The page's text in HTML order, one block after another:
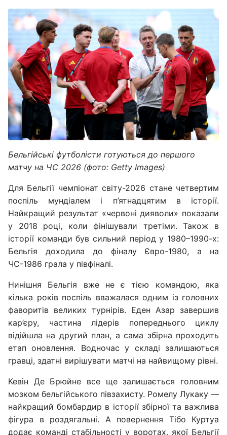
Бельгійські футболісти готуються до першого
матчу на ЧС 2026 (фото: Getty Images)
Для Бельгії чемпіонат світу-2026 стане четвертим
поспіль мундіалем і п’ятнадцятим в історії.
Найкращий результат «червоні дияволи» показали
у 2018 році, коли фінішували третіми. Також в
історії команди був сильний період у 1980–1990-х:
Бельгія доходила до фіналу Євро-1980, а на
ЧС-1986 грала у півфіналі.
Нинішня Бельгія вже не є тією командою, яка
кілька років поспіль вважалася одним із головних
фаворитів великих турнірів. Еден Азар завершив
кар’єру, частина лідерів попереднього циклу
відійшла на другий план, а сама збірна проходить
етап оновлення. Водночас у складі залишаються
гравці, здатні вирішувати матчі на найвищому рівні.
Кевін Де Брюйне все ще залишається головним
мозком бельгійського півзахисту. Ромелу Лукаку —
найкращий бомбардир в історії збірної та важлива
фігура в роздягальні. А повернення Тібо Куртуа
додає команді стабільності у воротах, якої Бельгії